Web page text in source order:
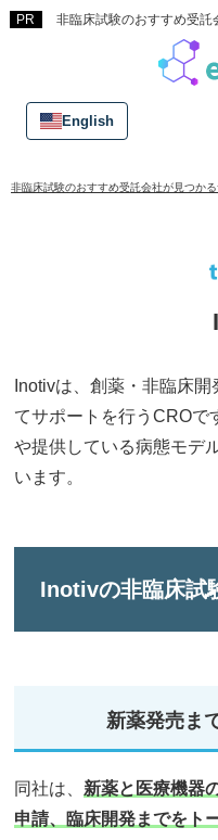
非臨床試験のおすすめ受託
English
非臨床試験のおすすめ受託会社が見つか
Inotivは、創薬・非臨床
てサポートを行うCROで
や提供している病態モデ
います。
Inotivの非臨床試
新薬発売ま
同社は、 新薬と医療機器
申請、臨床開発までをト